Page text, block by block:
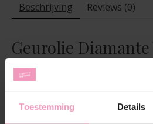
Toestemming Details
Beschrijving Reviews (0)
Geurolie
Het is het zusje van de
Diamante Ylang Ylang. Na de
geurolie in deze geur niet
op waterbasis is een mix van